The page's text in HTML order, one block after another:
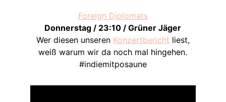
Foreign Diplomats
Donnerstag / 23:10 / Grüner Jäger
Wer diesen unseren Konzertbericht liest,
weiß warum wir da noch mal hingehen.
#indiemitposaune